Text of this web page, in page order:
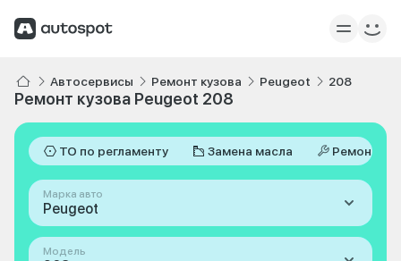
Автосервисы Ремонт кузова Peugeot 208
Ремонт кузова Peugeot 208
ТО по регламенту Замена масла Ремонт
Марка авто
Peugeot
Модель